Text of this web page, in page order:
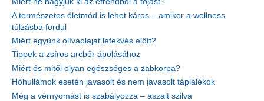
A természetes életmód is lehet káros – amikor a wellness
túlzásba fordul
Miért együnk olívaolajat lefekvés előtt?
Tippek a zsíros arcbőr ápolásához
Miért és mitől olyan egészséges a zabkorpa?
Hőhullámok esetén javasolt és nem javasolt táplálékok
Még a vérnyomást is szabályozza – aszalt szilva